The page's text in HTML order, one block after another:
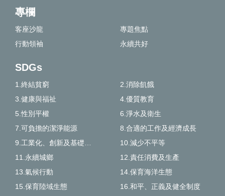
專欄
客座沙龍
專題焦點
行動領袖
永續共好
SDGs
1.終結貧窮
2.消除飢餓
3.健康與福祉
4.優質教育
5.性別平權
6.淨水及衛生
7.可負擔的潔淨能源
8.合適的工作及經濟成長
10.減少不平等
11.永續城鄉
12.責任消費及生產
13.氣候行動
14.保育海洋生態
15.保育陸域生態
16.和平、正義及健全制度